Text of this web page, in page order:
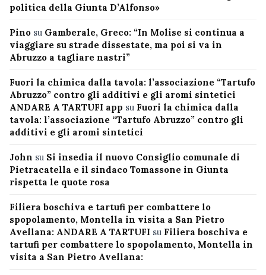
politica della Giunta D’Alfonso»
Pino su Gamberale, Greco: “In Molise si continua a
viaggiare su strade dissestate, ma poi si va in
Abruzzo a tagliare nastri”
Fuori la chimica dalla tavola: l’associazione “Tartufo
Abruzzo” contro gli additivi e gli aromi sintetici
ANDARE A TARTUFI app su Fuori la chimica dalla
tavola: l’associazione “Tartufo Abruzzo” contro gli
additivi e gli aromi sintetici
John su Si insedia il nuovo Consiglio comunale di
Pietracatella e il sindaco Tomassone in Giunta
rispetta le quote rosa
Filiera boschiva e tartufi per combattere lo
spopolamento, Montella in visita a San Pietro
Avellana: ANDARE A TARTUFI su Filiera boschiva e
tartufi per combattere lo spopolamento, Montella in
visita a San Pietro Avellana: